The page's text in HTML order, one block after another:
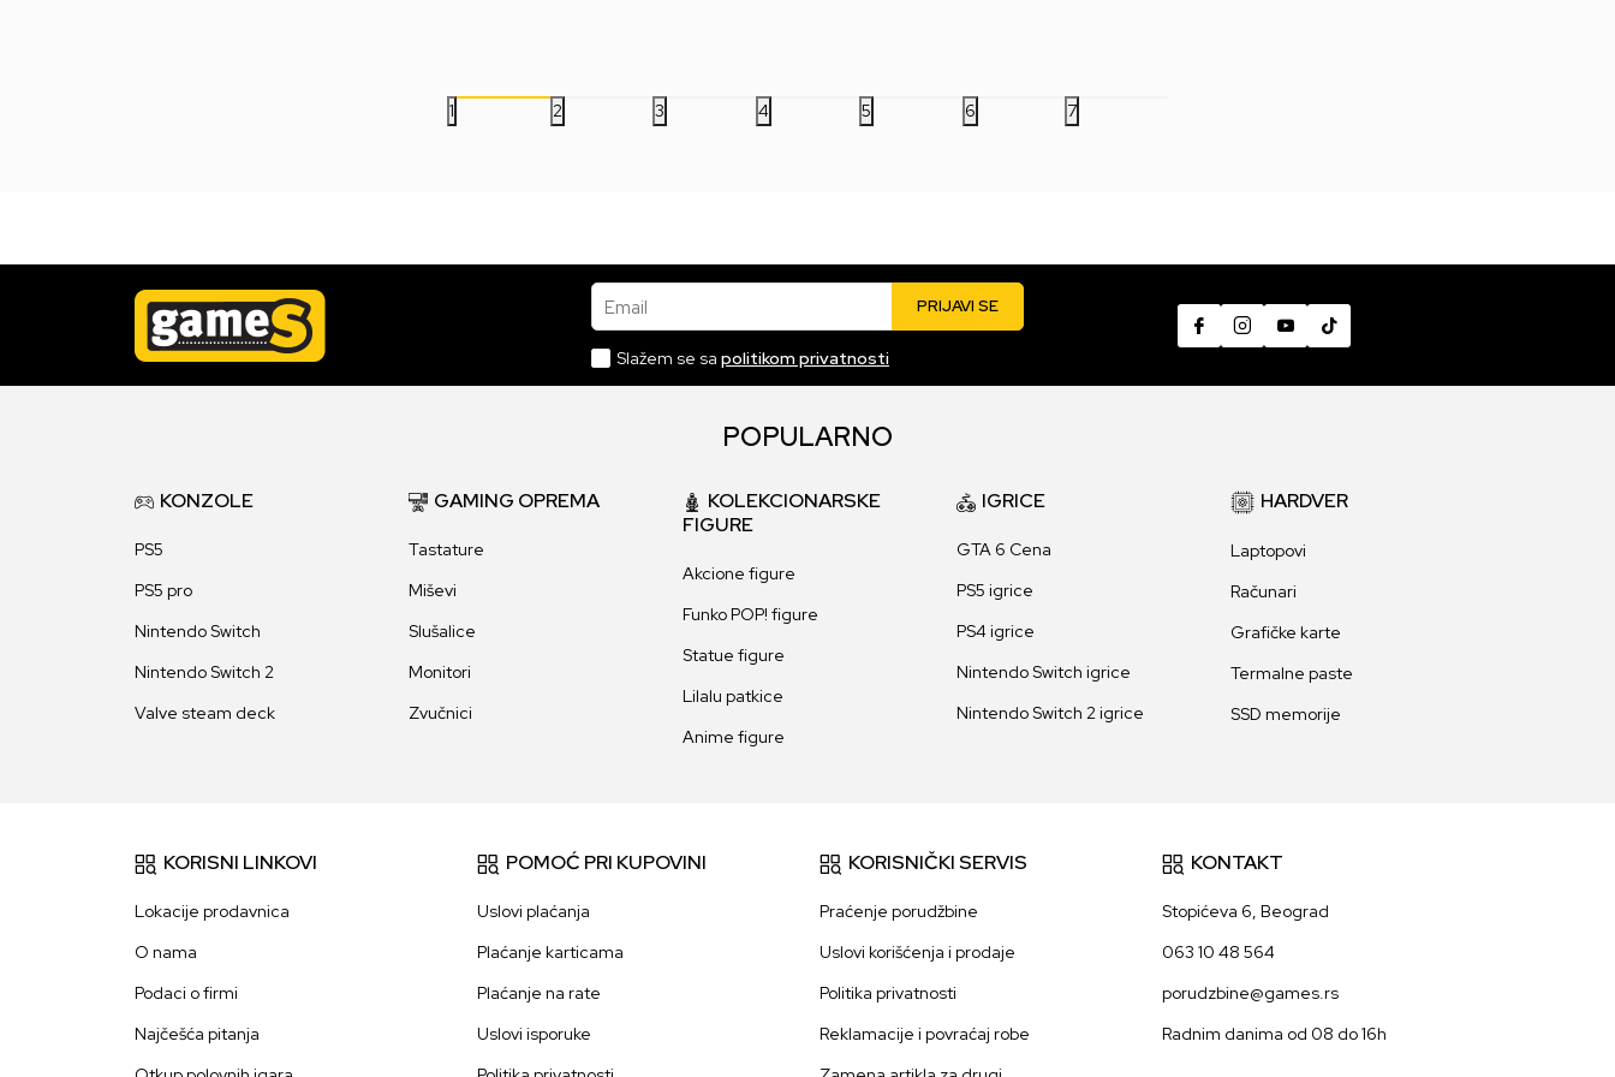
1 2 3 4 5 6 7
Email PRIJAVI SE
Slažem se sa politikom privatnosti
POPULARNO
KONZOLE
PS5
PS5 pro
Nintendo Switch
Nintendo Switch 2
Valve steam deck
GAMING OPREMA
Tastature
Miševi
Slušalice
Monitori
Zvučnici
KOLEKCIONARSKE
FIGURE
Akcione figure
Funko POP! figure
Statue figure
Lilalu patkice
Anime figure
IGRICE
GTA 6 Cena
PS5 igrice
PS4 igrice
Nintendo Switch igrice
Nintendo Switch 2 igrice
HARDVER
Laptopovi
Računari
Grafičke karte
Termalne paste
SSD memorije
KORISNI LINKOVI
Lokacije prodavnica
O nama
Podaci o firmi
Najčešća pitanja
POMOĆ PRI KUPOVINI
Uslovi plaćanja
Plaćanje karticama
Plaćanje na rate
Uslovi isporuke
KORISNIČKI SERVIS
Praćenje porudžbine
Uslovi korišćenja i prodaje
Politika privatnosti
Reklamacije i povraćaj robe
KONTAKT
Stopićeva 6, Beograd
063 10 48 564
porudzbine@games.rs
Radnim danima od 08 do 16h